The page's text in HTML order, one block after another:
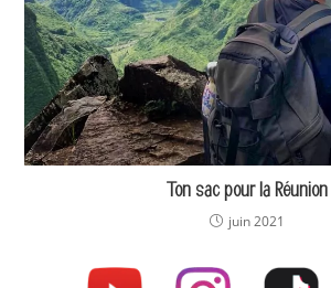
Ton sac pour la Réunion
juin 2021